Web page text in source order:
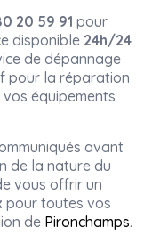
20 59 91 pour
disponible 24h/24
de dépannage
pour la réparation
équipements
avant
de la nature du
vous offrir un
pour toutes vos
de Pironchamps.